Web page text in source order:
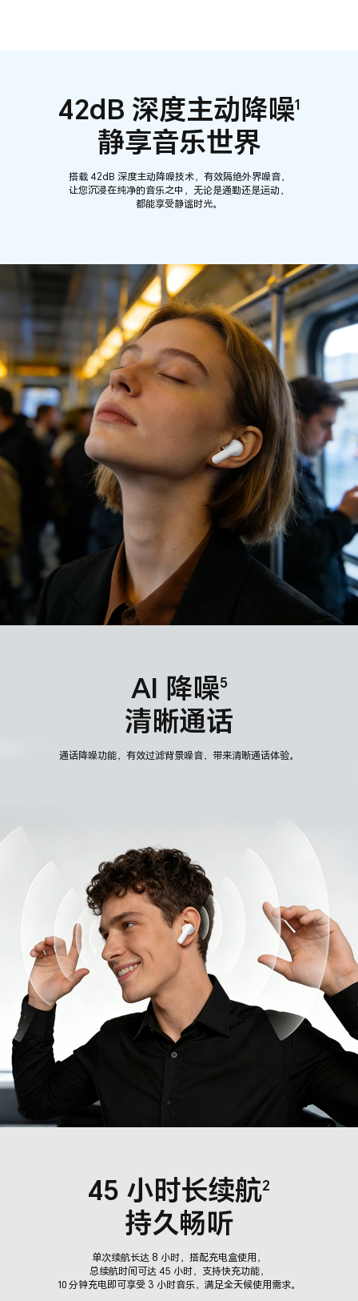
42dB 深度主动降噪1
静享音乐世界
搭载 42dB 深度主动降噪技术，有效隔绝外界噪音，
让您沉浸在纯净的音乐之中，无论是通勤还是运动，
都能享受静谧时光。
AI 降噪5
清晰通话
通话降噪功能，有效过滤背景噪音，带来清晰通话体验。
45 小时长续航2
持久畅听
单次续航长达 8 小时，搭配充电盒使用，
总续航时间可达 45 小时，支持快充功能，
10 分钟充电即可享受 3 小时音乐，满足全天候使用需求。